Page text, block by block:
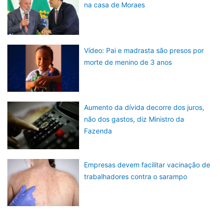
na casa de Moraes
Vídeo: Pai e madrasta são presos por
morte de menino de 3 anos
Aumento da dívida decorre dos juros,
não dos gastos, diz Ministro da
Fazenda
Empresas devem facilitar vacinação de
trabalhadores contra o sarampo